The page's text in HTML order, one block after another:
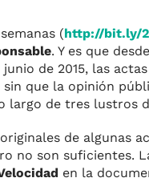
(http://bit.ly/
. Y es que
junio de 2015, las
que la opinión
largo de tres lustros
de algunas
no son suficientes.
en la